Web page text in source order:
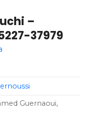
–
37979
Guernaoui,